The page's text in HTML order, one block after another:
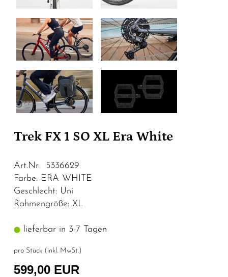
Trek FX 1 SO XL Era White
Art.Nr. 5336629
Farbe: ERA WHITE
Geschlecht: Uni
Rahmengröße: XL
lieferbar in 3-7 Tagen
pro Stück (inkl. MwSt.)
599,00 EUR